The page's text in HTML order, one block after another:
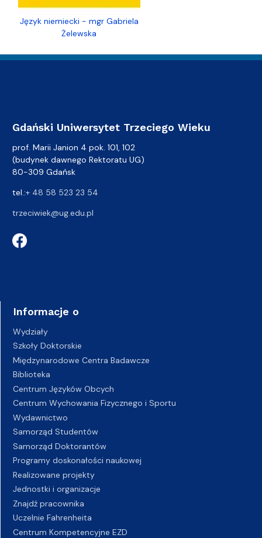
Język niemiecki - mgr Gabriela
Żelewska
Gdański Uniwersytet Trzeciego Wieku
prof. Marii Janion 4 pok. 101, 102
(budynek dawnego Rektoratu UG)
80-309 Gdańsk
tel.:+ 48 58 523 23 54
trzeciwiek@ug.edu.pl
Informacje o
Wydziały
Szkoły Doktorskie
Międzynarodowe Centra Badawcze
Biblioteka
Centrum Języków Obcych
Centrum Wychowania Fizycznego i Sportu
Wydawnictwo
Samorząd Studentów
Samorząd Doktorantów
Programy doskonałości naukowej
Realizowane projekty
Jednostki i organizacje
Znajdź pracownika
Uczelnie Fahrenheita
Centrum Kompetencyjne EZD